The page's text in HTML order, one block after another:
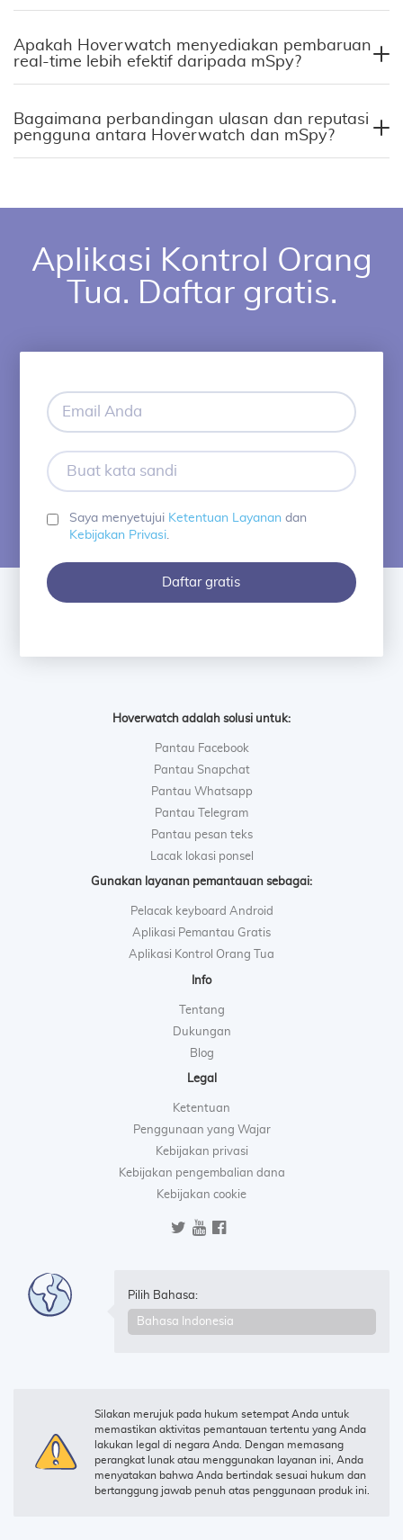
Apakah Hoverwatch menyediakan pembaruan
real-time lebih efektif daripada mSpy?
Bagaimana perbandingan ulasan dan reputasi
pengguna antara Hoverwatch dan mSpy?
Aplikasi Kontrol Orang
Tua. Daftar gratis.
Saya menyetujui Ketentuan Layanandan
Kebijakan Privasi.
Daftar gratis
Hoverwatch adalah solusi untuk:
Pantau Facebook
Pantau Snapchat
Pantau Whatsapp
Pantau Telegram
Pantau pesan teks
Lacak lokasi ponsel
Gunakan layanan pemantauan sebagai:
Pelacak keyboard Android
Aplikasi Pemantau Gratis
Aplikasi Kontrol Orang Tua
Info
Tentang
Dukungan
Blog
Legal
Ketentuan
Penggunaan yang Wajar
Kebijakan privasi
Kebijakan pengembalian dana
Kebijakan cookie
Pilih Bahasa:
Silakan merujuk pada hukum setempat Anda untuk
memastikan aktivitas pemantauan tertentu yang Anda
lakukan legal di negara Anda. Dengan memasang
perangkat lunak atau menggunakan layanan ini, Anda
menyatakan bahwa Anda bertindak sesuai hukum dan
bertanggung jawab penuh atas penggunaan produk ini.